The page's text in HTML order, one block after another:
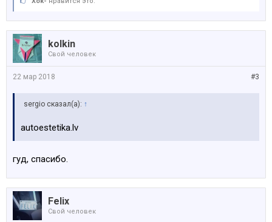
kolkin
Свой человек
#3
22 мар 2018
sergio сказал(а): ↑
autoestetika.lv
гуд, спасибо.
Felix
Свой человек